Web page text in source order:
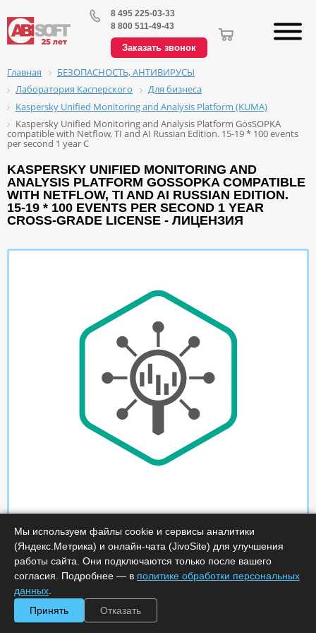
8 495 225-03-33
8 800 511-49-43
Заказать звонок
Главная
БЕЗОПАСНОСТЬ, АНТИВИРУСЫ
Лаборатория Касперского
Для бизнеса
Kaspersky Unified Monitoring and Analysis Platform (KUMA)
Kaspersky Unified Monitoring and Analysis Platform GosSOPKA
compatible with Netflow, TI and AI Russian Edition. 15-19 * 100 events
per second 1 year C
KASPERSKY UNIFIED MONITORING AND
ANALYSIS PLATFORM GOSSOPKA COMPATIBLE
WITH NETFLOW, TI AND AI RUSSIAN EDITION.
15-19 * 100 EVENTS PER SECOND 1 YEAR
CROSS-GRADE LICENSE - ЛИЦЕНЗИЯ
Мы используем файлы cookie и сервисы аналитики
(Яндекс.Метрика) и онлайн-чата (JivoSite) для улучшения
работы сайта. Они подключаются только после вашего
согласия. Подробнее — в политике обработки персональных
данных
Принять
Отказать